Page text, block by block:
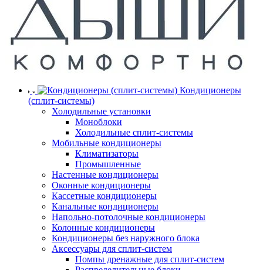
Кондиционеры
(сплит-системы)
Холодильные установки
Моноблоки
Холодильные сплит-системы
Мобильные кондиционеры
Климатизаторы
Промышленные
Настенные кондиционеры
Оконные кондиционеры
Кассетные кондиционеры
Канальные кондиционеры
Напольно-потолочные кондиционеры
Колонные кондиционеры
Кондиционеры без наружного блока
Аксессуары для сплит-систем
Помпы дренажные для сплит-систем